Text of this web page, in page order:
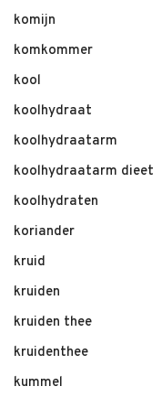
komijn
komkommer
kool
koolhydraat
koolhydraatarm
koolhydraatarm dieet
koolhydraten
koriander
kruid
kruiden
kruiden thee
kruidenthee
kummel